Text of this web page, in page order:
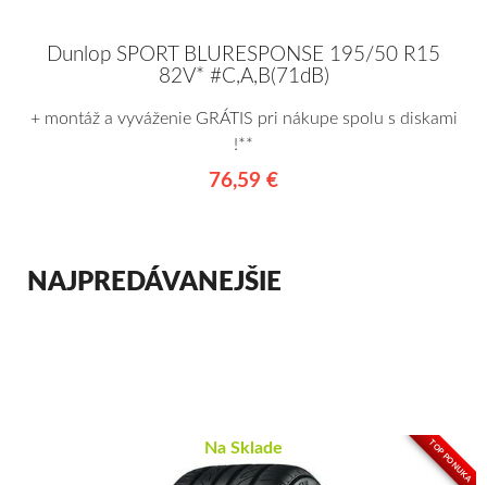
Dunlop SPORT BLURESPONSE 195/50 R15
82V* #C,A,B(71dB)
+ montáž a vyváženie GRÁTIS pri nákupe spolu s diskami
!**
76,59 €
NAJPREDÁVANEJŠIE
TOP PONUKA
Na Sklade